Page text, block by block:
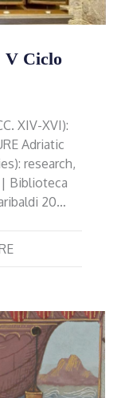
V Ciclo
XIV-XVI):
Adriatic
research,
Biblioteca
20…